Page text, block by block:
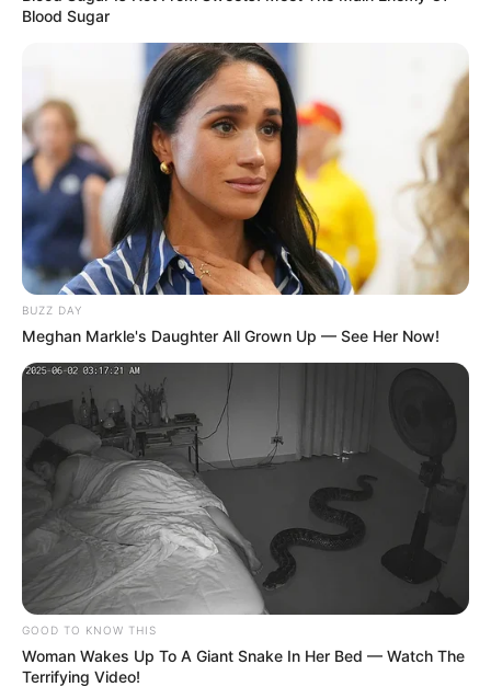
Blood Sugar
BUZZ DAY
Meghan Markle's Daughter All Grown Up — See Her Now!
GOOD TO KNOW THIS
Woman Wakes Up To A Giant Snake In Her Bed — Watch The
Terrifying Video!